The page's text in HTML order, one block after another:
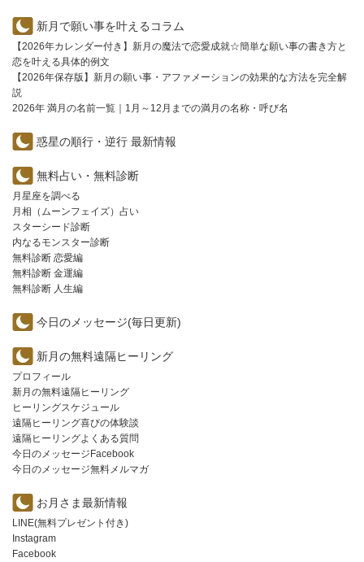
新月で願い事を叶えるコラム
【2026年カレンダー付き】新月の魔法で恋愛成就☆簡単な願い事の書き方と
恋を叶える具体的例文
【2026年保存版】新月の願い事・アファメーションの効果的な方法を完全解
説
2026年 満月の名前一覧｜1月～12月までの満月の名称・呼び名
惑星の順行・逆行 最新情報
無料占い・無料診断
月星座を調べる
月相（ムーンフェイズ）占い
スターシード診断
内なるモンスター診断
無料診断 恋愛編
無料診断 金運編
無料診断 人生編
今日のメッセージ(毎日更新)
新月の無料遠隔ヒーリング
プロフィール
新月の無料遠隔ヒーリング
ヒーリングスケジュール
遠隔ヒーリング喜びの体験談
遠隔ヒーリングよくある質問
今日のメッセージFacebook
今日のメッセージ無料メルマガ
お月さま最新情報
LINE(無料プレゼント付き)
Instagram
Facebook